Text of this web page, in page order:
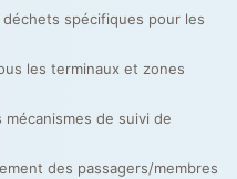
spécifiques pour les
les terminaux et zones
de suivi de
des passagers/membres